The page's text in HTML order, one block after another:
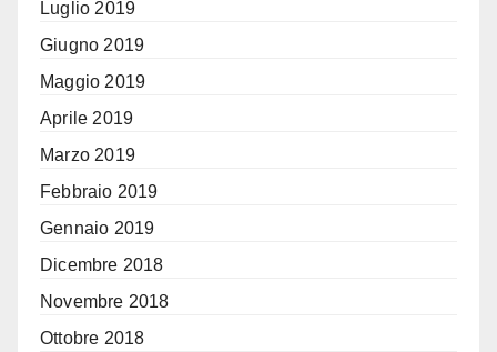
Luglio 2019
Giugno 2019
Maggio 2019
Aprile 2019
Marzo 2019
Febbraio 2019
Gennaio 2019
Dicembre 2018
Novembre 2018
Ottobre 2018